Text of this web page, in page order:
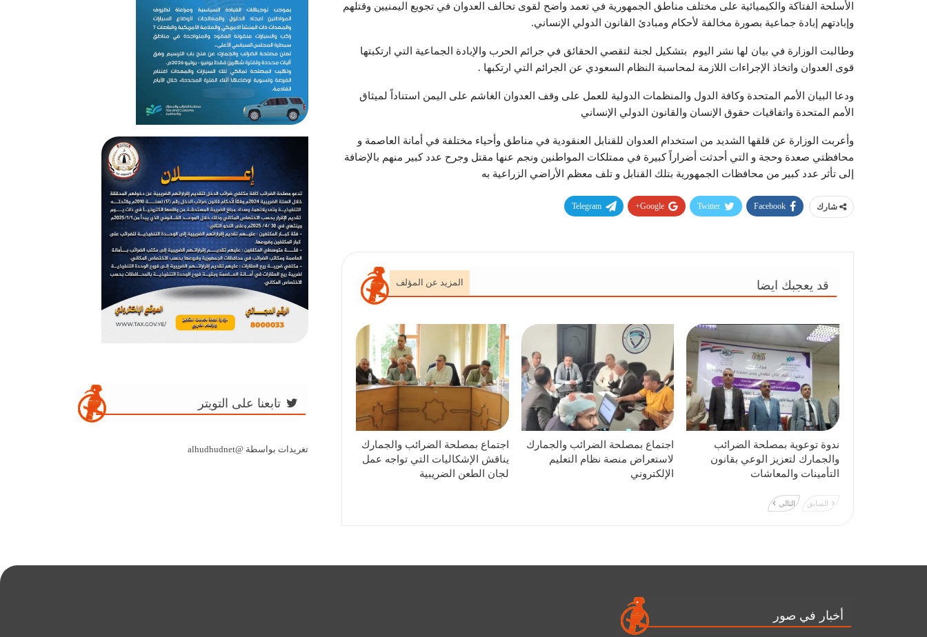
الأسلحة الفتاكة والكيميائية على مختلف مناطق الجمهورية في تعمد واضح لقوى تحالف العدوان في تجويع اليمنيين وقتلهم
وإبادتهم إبادة جماعية بصورة مخالفة لأحكام ومبادئ القانون الدولي الإنساني.
وطالبت الوزارة في بيان لها نشر اليوم بتشكيل لجنة لتقصي الحقائق في جرائم الحرب والإبادة الجماعية التي ارتكبتها
قوى العدوان واتخاذ الإجراءات اللازمة لمحاسبة النظام السعودي عن الجرائم التي ارتكبها .
ودعا البيان الأمم المتحدة وكافة الدول والمنظمات الدولية للعمل على وقف العدوان الغاشم على اليمن استناداً لميثاق
الأمم المتحدة واتفاقيات حقوق الإنسان والقانون الدولي الإنساني
وأعربت الوزارة عن قلقها الشديد من استخدام العدوان للقنابل العنقودية في مناطق وأحياء مختلفة في أمانة العاصمة و
محافظتي صعدة وحجة و التي أحدثت أضراراً كبيرة في ممتلكات المواطنين ونجم عنها مقتل وجرح عدد كبير منهم بالإضافة
إلى تأثر عدد كبير من محافظات الجمهورية بتلك القنابل و تلف معظم الأراضي الزراعية به
شارك Facebook
Twitter
Google+
Telegram
قد يعجبك ايضا المزيد عن المؤلف
ندوة توعوية بمصلحة الضرائب
والجمارك لتعزيز الوعي بقانون
التأمينات والمعاشات
اجتماع بمصلحة الضرائب والجمارك
لاستعراض منصة نظام التعليم
الإلكتروني
اجتماع بمصلحة الضرائب والجمارك
يناقش الإشكاليات التي تواجه عمل
لجان الطعن الضريبية
السابق التالي
تابعنا على التويتر
تغريدات بواسطة @alhudhudnet
أخبار في صور